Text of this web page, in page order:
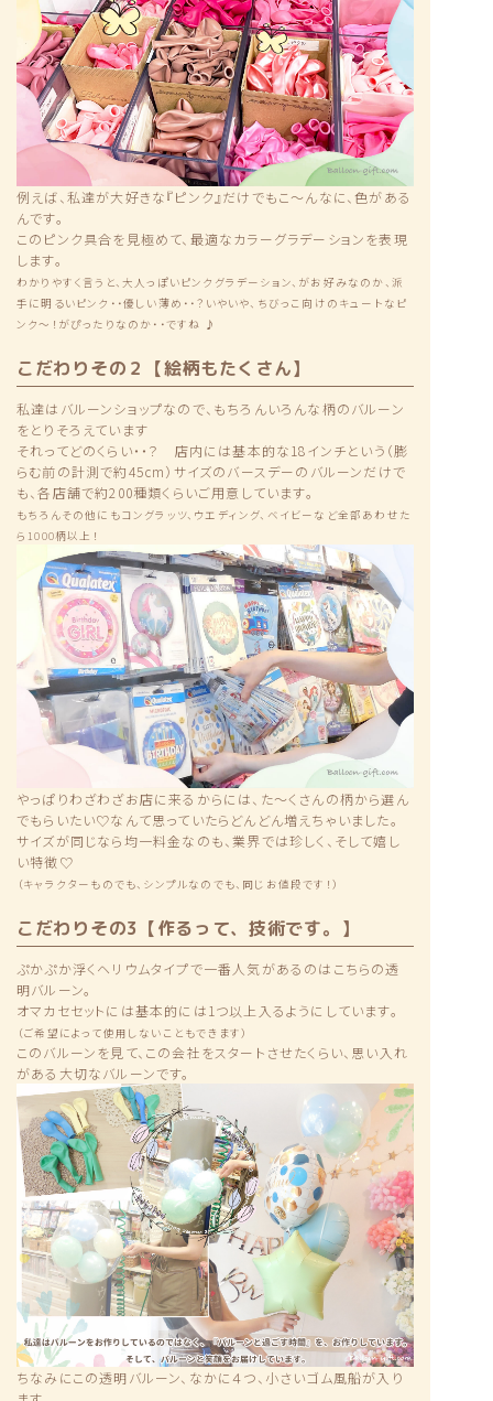
例えば、私達が大好きな『ピンク』だけでもこ〜んなに、色がある
んです。
このピンク具合を見極めて、最適なカラーグラデーションを表現
します。
わかりやすく言うと、大人っぽいピンクグラデーション、がお好みなのか、派
手に明るいピンク・・優しい薄め・・？いやいや、ちびっこ向けのキュートなピ
ンク〜！がぴったりなのか・・ですね ♪
こだわりその２【絵柄もたくさん】
私達はバルーンショップなので、もちろんいろんな柄のバルーン
をとりそろえています
それってどのくらい・・？ 店内には基本的な18インチという（膨
らむ前の計測で約45cm）サイズのバースデーのバルーンだけで
も、各店舗で約200種類くらいご用意しています。
もちろんその他にもコングラッツ、ウエディング、ベイビーなど全部あわせた
ら1000柄以上！
やっぱりわざわざお店に来るからには、た〜くさんの柄から選ん
でもらいたい♡なんて思っていたらどんどん増えちゃいました。
サイズが同じなら均一料金なのも、業界では珍しく、そして嬉し
い特徴♡
（キャラクターものでも、シンプルなのでも、同じお値段です！）
こだわりその3【作るって、技術です。】
ぷかぷか浮くヘリウムタイプで一番人気があるのはこちらの透
明バルーン。
オマカセセットには基本的には1つ以上入るようにしています。
（ご希望によって使用しないこともできます）
このバルーンを見て、この会社をスタートさせたくらい、思い入れ
がある大切なバルーンです。
ちなみにこの透明バルーン、なかに４つ、小さいゴム風船が入り